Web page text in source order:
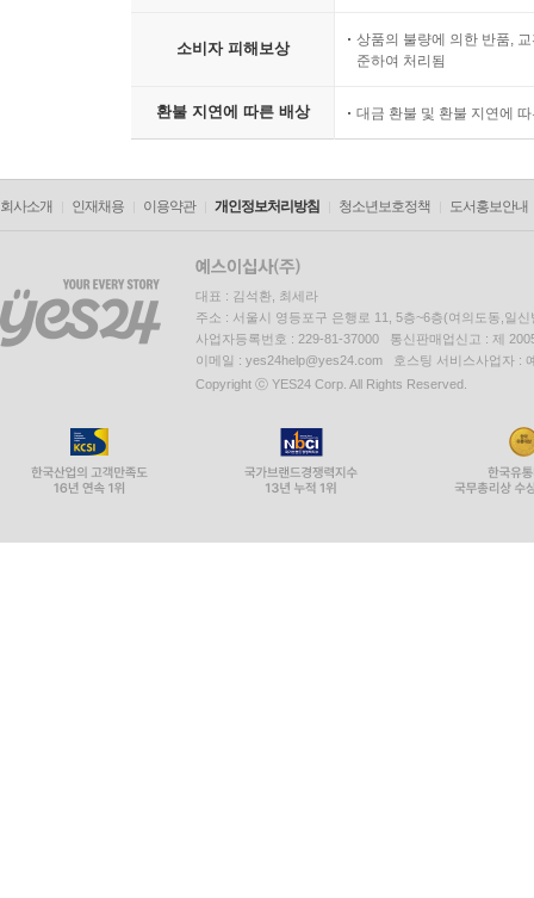
소비자 피해보상
상품의 불량에 의한 반품,
준하여 처리됨
환불 지연에 따른 배상 대금 환불 및 환불 지연에
회사소개 인재채용 이용약관 개인정보처리방침 청소년보호정책 도서홍보안내
대표 : 김석환, 최세라
주소 : 서울시 영등포구 은행로 11, 5층~6층(여의도동,일신
사업자등록번호 : 229-81-37000 통신판매업신고 : 제
이메일 : yes24help@yes24.com 호스팅 서비스사업자 :
Copyright ⓒ YES24 Corp. All Rights Reserved.